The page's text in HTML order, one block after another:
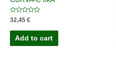
Rated
0
out
32,45 €
Add to cart